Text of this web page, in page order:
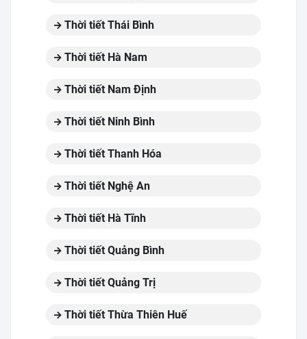
Thời tiết Thái Bình
Thời tiết Hà Nam
Thời tiết Nam Định
Thời tiết Ninh Bình
Thời tiết Thanh Hóa
Thời tiết Nghệ An
Thời tiết Hà Tĩnh
Thời tiết Quảng Bình
Thời tiết Quảng Trị
Thời tiết Thừa Thiên Huế